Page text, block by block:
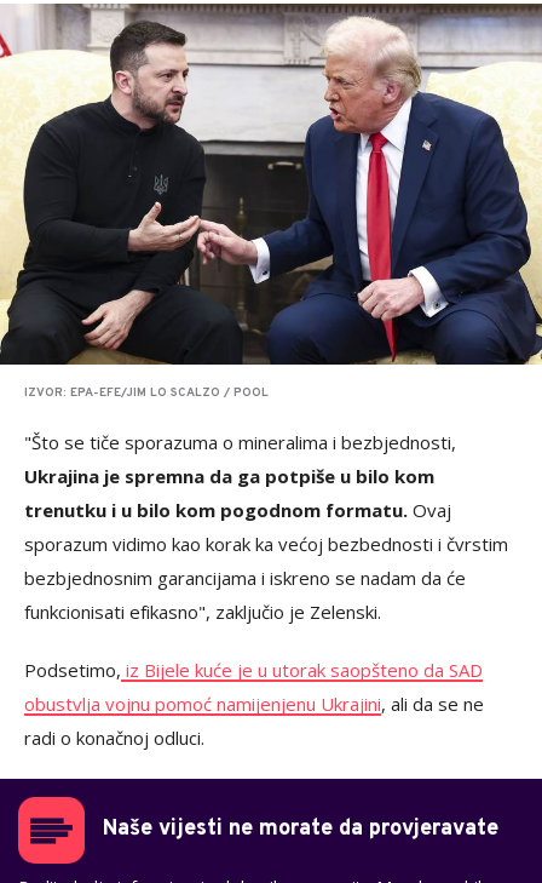
IZVOR: EPA-EFE/JIM LO SCALZO / POOL
"Što se tiče sporazuma o mineralima i bezbjednosti,
Ukrajina je spremna da ga potpiše u bilo kom
trenutku i u bilo kom pogodnom formatu. Ovaj
sporazum vidimo kao korak ka većoj bezbednosti i čvrstim
bezbjednosnim garancijama i iskreno se nadam da će
funkcionisati efikasno", zaključio je Zelenski.
Podsetimo, iz Bijele kuće je u utorak saopšteno da SAD
obustvlja vojnu pomoć namijenjenu Ukrajini, ali da se ne
radi o konačnoj odluci.
Naše vijesti ne morate da provjeravate